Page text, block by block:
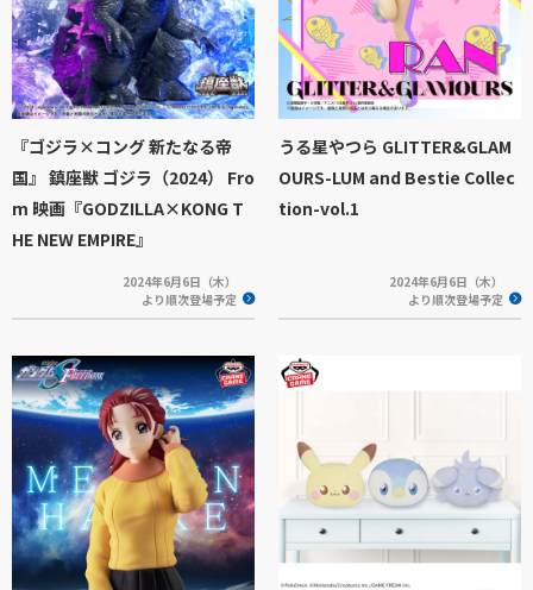
『ゴジラ×コング 新たなる帝
国』 鎮座獣 ゴジラ（2024） Fro
m 映画『GODZILLA×KONG T
HE NEW EMPIRE』
2024年6月6日（木）
より順次登場予定
うる星やつら GLITTER&GLAM
OURS-LUM and Bestie Collec
tion-vol.1
2024年6月6日（木）
より順次登場予定